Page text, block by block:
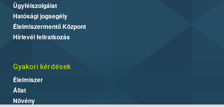
Ügyfélszolgálat
Hatósági jogsegély
Élelmiszermentő Központ
Hírlevél feliratkozás
Gyakori kérdések
Élelmiszer
Állat
Növény